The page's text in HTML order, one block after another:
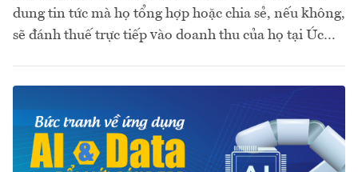
dung tin tức mà họ tổng hợp hoặc chia sẻ, nếu không,
sẽ đánh thuế trực tiếp vào doanh thu của họ tại Úc…